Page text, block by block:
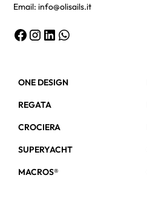
Email: info@olisails.it
ONE DESIGN
REGATA
CROCIERA
SUPERYACHT
MACROS®